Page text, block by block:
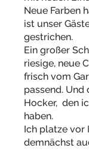
Neue Farben
ist unser
gestrichen.
Ein großer
riesige, neue
frisch vom
passend. Und
Hocker, den
haben.
Ich platze vor
demnächst